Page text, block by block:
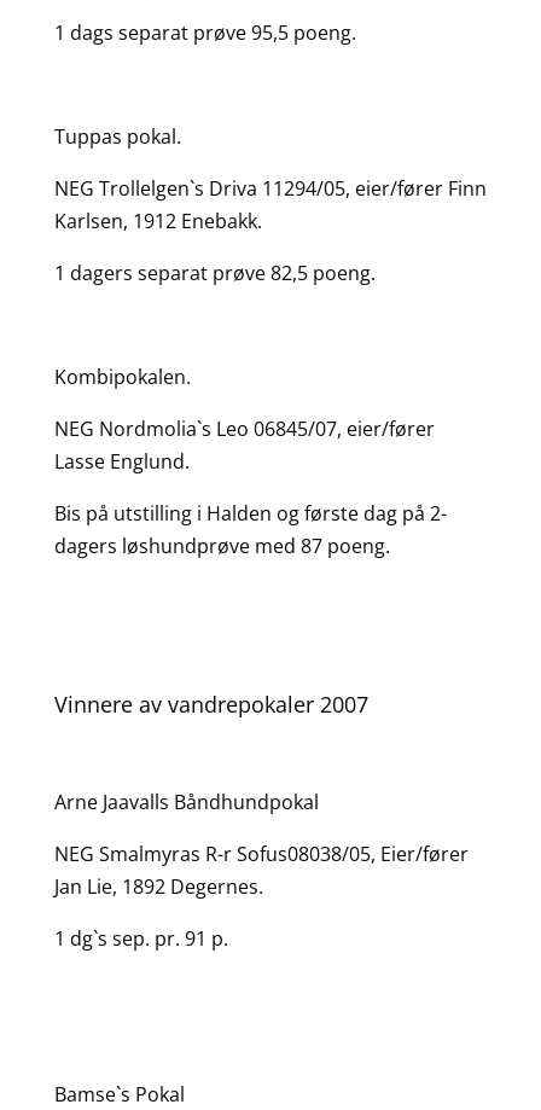
1 dags separat prøve 95,5 poeng.
Tuppas pokal.
NEG Trollelgen`s Driva 11294/05, eier/fører Finn
Karlsen, 1912 Enebakk.
1 dagers separat prøve 82,5 poeng.
Kombipokalen.
NEG Nordmolia`s Leo 06845/07, eier/fører
Lasse Englund.
Bis på utstilling i Halden og første dag på 2-
dagers løshundprøve med 87 poeng.
Vinnere av vandrepokaler 2007
Arne Jaavalls Båndhundpokal
NEG Smalmyras R-r Sofus08038/05, Eier/fører
Jan Lie, 1892 Degernes.
1 dg`s sep. pr. 91 p.
Bamse`s Pokal